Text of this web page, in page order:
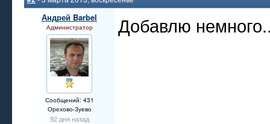
Андрей Barbel
Администратор
Сообщений: 431
Орехово-Зуево
92 дня назад
Добавлю